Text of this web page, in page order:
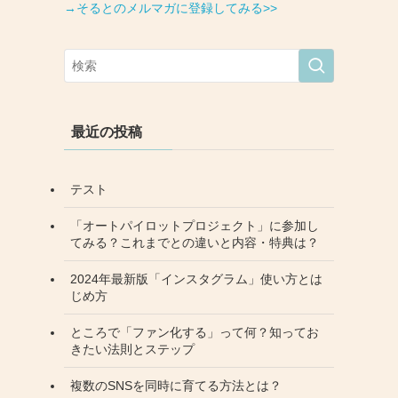
→そるとのメルマガに登録してみる>>
最近の投稿
テスト
「オートパイロットプロジェクト」に参加し
てみる？これまでとの違いと内容・特典は？
2024年最新版「インスタグラム」使い方とは
じめ方
ところで「ファン化する」って何？知ってお
きたい法則とステップ
複数のSNSを同時に育てる方法とは？